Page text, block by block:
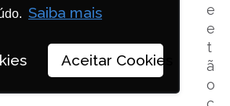
Saiba mais
Aceitar Cookies
e
e
t
ã
o